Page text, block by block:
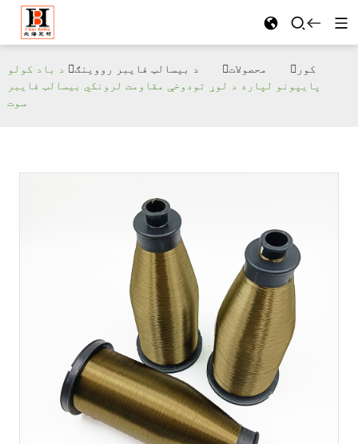
کور محصولات د بیسالټ فایبر رووینګ
د باد کولو
پایپونو لپاره د لوړ تودوخې مقاومت لرونکي بیسالټ فایبر
سوت